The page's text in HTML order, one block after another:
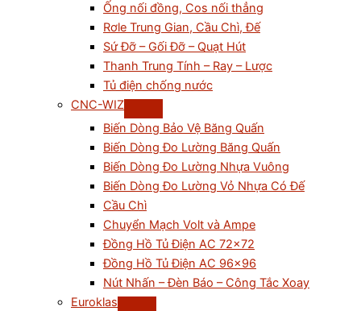
Ống nối đồng, Cos nối thẳng
Rơle Trung Gian, Cầu Chì, Đế
Sứ Đỡ – Gối Đỡ – Quạt Hút
Thanh Trung Tính – Ray – Lược
Tủ điện chống nước
CNC-WIZ
Biến Dòng Bảo Vệ Băng Quấn
Biến Dòng Đo Lường Băng Quấn
Biến Dòng Đo Lường Nhựa Vuông
Biến Dòng Đo Lường Vỏ Nhựa Có Đế
Cầu Chì
Chuyển Mạch Volt và Ampe
Đồng Hồ Tủ Điện AC 72×72
Đồng Hồ Tủ Điện AC 96×96
Nút Nhấn – Đèn Báo – Công Tắc Xoay
Euroklas